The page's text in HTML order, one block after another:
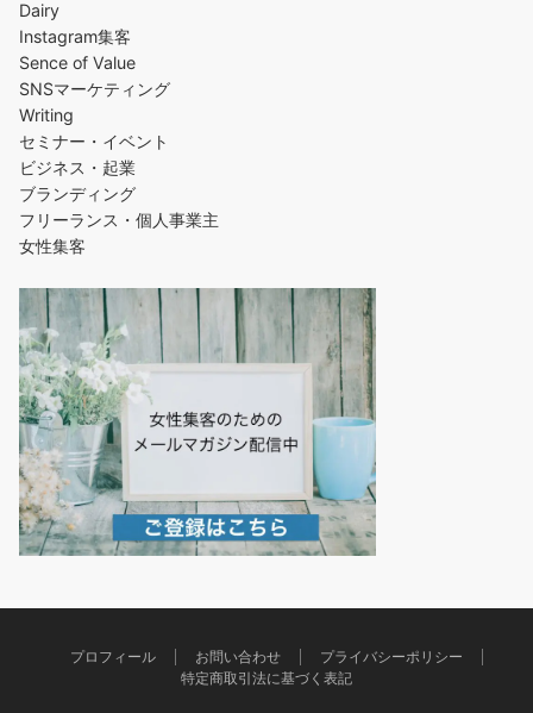
Dairy
Instagram集客
Sence of Value
SNSマーケティング
Writing
セミナー・イベント
ビジネス・起業
ブランディング
フリーランス・個人事業主
女性集客
プロフィール お問い合わせ
プライバシーポリシー
特定商取引法に基づく表記